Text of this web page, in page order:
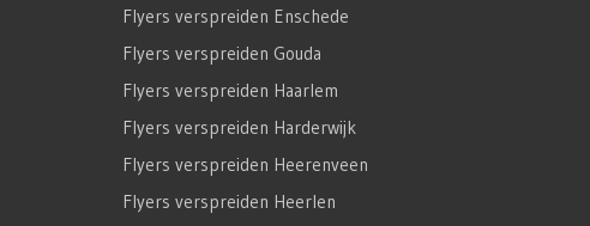
Flyers verspreiden Enschede
Flyers verspreiden Gouda
Flyers verspreiden Haarlem
Flyers verspreiden Harderwijk
Flyers verspreiden Heerenveen
Flyers verspreiden Heerlen